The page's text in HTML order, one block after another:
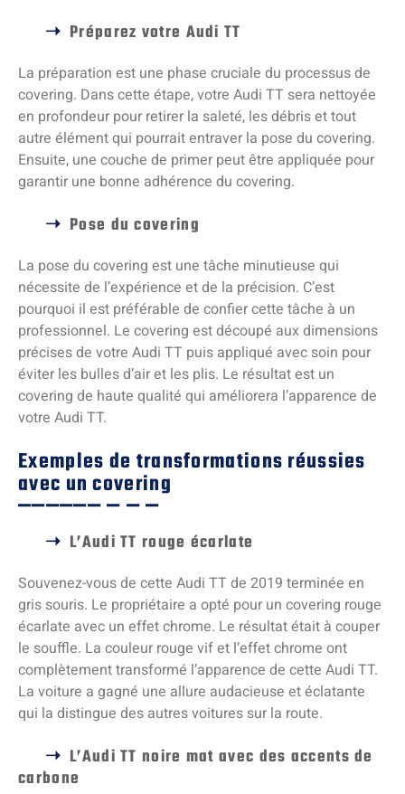
Préparez votre Audi TT
La préparation est une phase cruciale du processus de
covering. Dans cette étape, votre Audi TT sera nettoyée
en profondeur pour retirer la saleté, les débris et tout
autre élément qui pourrait entraver la pose du covering.
Ensuite, une couche de primer peut être appliquée pour
garantir une bonne adhérence du covering.
Pose du covering
La pose du covering est une tâche minutieuse qui
nécessite de l’expérience et de la précision. C’est
pourquoi il est préférable de confier cette tâche à un
professionnel. Le covering est découpé aux dimensions
précises de votre Audi TT puis appliqué avec soin pour
éviter les bulles d’air et les plis. Le résultat est un
covering de haute qualité qui améliorera l’apparence de
votre Audi TT.
Exemples de transformations réussies
avec un covering
L’Audi TT rouge écarlate
Souvenez-vous de cette Audi TT de 2019 terminée en
gris souris. Le propriétaire a opté pour un covering rouge
écarlate avec un effet chrome. Le résultat était à couper
le souffle. La couleur rouge vif et l’effet chrome ont
complètement transformé l’apparence de cette Audi TT.
La voiture a gagné une allure audacieuse et éclatante
qui la distingue des autres voitures sur la route.
L’Audi TT noire mat avec des accents de
carbone